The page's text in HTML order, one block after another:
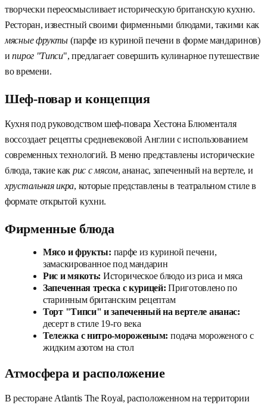
творчески переосмысливает историческую британскую кухню.
Ресторан, известный своими фирменными блюдами, такими как
мясные фрукты (парфе из куриной печени в форме мандаринов)
ипирог "Типси", предлагает совершить кулинарное путешествие
во времени.
Шеф-повар и концепция
Кухня под руководством шеф-повара Хестона Блюменталя
воссоздает рецепты средневековой Англии с использованием
современных технологий. В меню представлены исторические
блюда, такие как рис с мясом, ананас, запеченный на вертеле, и
хрустальная икра, которые представлены в театральном стиле в
формате открытой кухни.
Фирменные блюда
Мясо и фрукты: парфе из куриной печени,
замаскированное под мандарин
Рис и мякоть: Историческое блюдо из риса и мяса
Запеченная треска с курицей: Приготовлено по
старинным британским рецептам
Торт "Типси" и запеченный на вертеле ананас:
десерт в стиле 19-го века
Тележка с нитро-мороженым: подача мороженого с
жидким азотом на стол
Атмосфера и расположение
В ресторане Atlantis The Royal, расположенном на территории